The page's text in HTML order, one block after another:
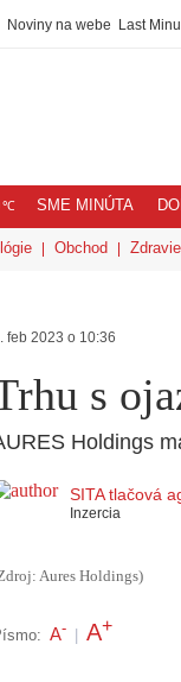
Noviny na webe Last
℃ SME MINÚTA
Obchod Zdravie
feb 2023 o 10:36
s
Holdings
SITA tlačová
Inzercia
Aures Holdings)
A- A+